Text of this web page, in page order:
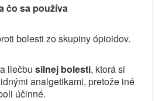
čo sa používa
bolesti zo skupiny ópioidov.
liečbu silnej bolesti, ktorá si
analgetikami, pretože iné
účinné.